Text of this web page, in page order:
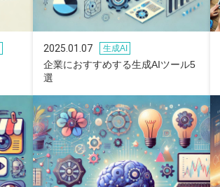
2025.01.07 生成AI
企業におすすめする生成AIツール5
選